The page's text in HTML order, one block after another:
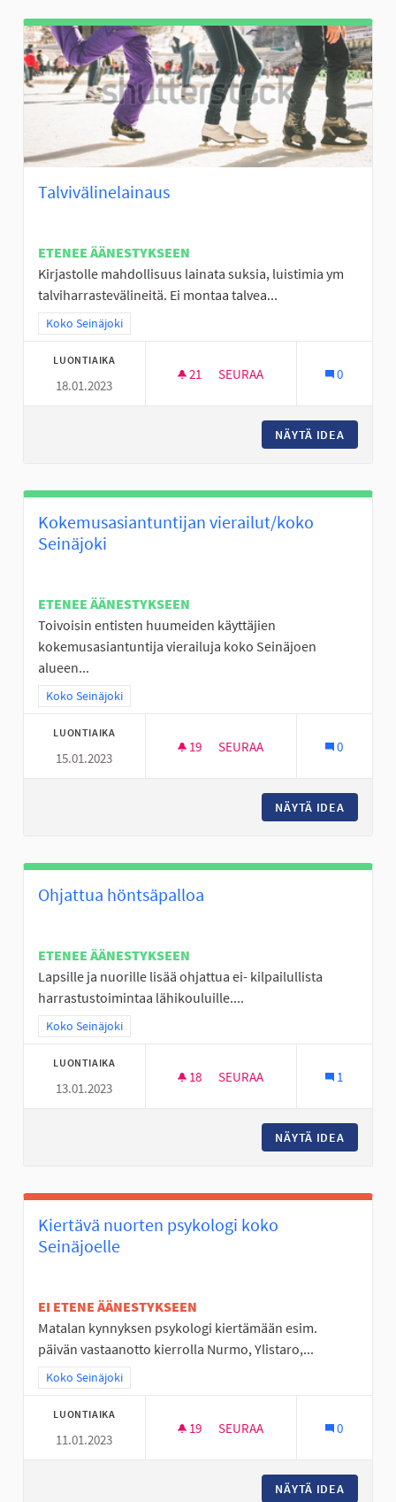
Talvivälinelainaus
ETENEE ÄÄNESTYKSEEN
Kirjastolle mahdollisuus lainata suksia, luistimia ym
talviharrastevälineitä. Ei montaa talvea...
Rajaa tulokset teeman mukaan: Koko Seinäjoki
Koko Seinäjoki
LUONTIAIKA
18.01.2023
21 21 SEURAAJAA
SEURAA 0
NÄYTÄ IDEA
Kokemusasiantuntijan vierailut/koko
Seinäjoki
ETENEE ÄÄNESTYKSEEN
Toivoisin entisten huumeiden käyttäjien
kokemusasiantuntija vierailuja koko Seinäjoen
alueen...
Rajaa tulokset teeman mukaan: Koko Seinäjoki
Koko Seinäjoki
LUONTIAIKA
15.01.2023
19 19 SEURAAJAA
SEURAA 0
NÄYTÄ IDEA
Ohjattua höntsäpalloa
ETENEE ÄÄNESTYKSEEN
Lapsille ja nuorille lisää ohjattua ei- kilpailullista
harrastustoimintaa lähikouluille....
Rajaa tulokset teeman mukaan: Koko Seinäjoki
Koko Seinäjoki
LUONTIAIKA
13.01.2023
18 18 SEURAAJAA
SEURAA 1
NÄYTÄ IDEA
Kiertävä nuorten psykologi koko
Seinäjoelle
EI ETENE ÄÄNESTYKSEEN
Matalan kynnyksen psykologi kiertämään esim.
päivän vastaanotto kierrolla Nurmo, Ylistaro,...
Rajaa tulokset teeman mukaan: Koko Seinäjoki
Koko Seinäjoki
LUONTIAIKA
11.01.2023
19 19 SEURAAJAA
SEURAA 0
NÄYTÄ IDEA